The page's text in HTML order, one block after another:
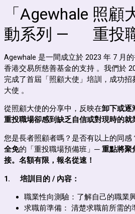
「Agewhale 照
動系列 — 重投
Agewhale 是一間成立於 2023 年 7 月
香港交易所慈善基金的支持 。我們於
完成了首屆「照顧大使」培訓，成功
大使 。
從照顧大使的分享中，反映在卸下或逐
重投職場卻感到缺乏自信或對現時的就
您是長者照顧者嗎？是否有以上的同感
全免的「重投職場預備班」 ─ 重點將聚
接。 名額有限，報名從速！
1. 培訓目的 / 內容：
職業性向測驗： 了解自己的職業
求職前準備： 清楚求職前所需的